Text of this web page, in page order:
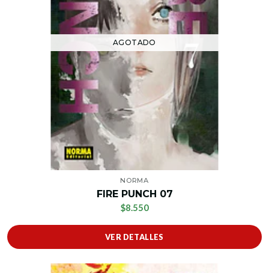
AGOTADO
NORMA
FIRE PUNCH 07
$8.550
VER DETALLES